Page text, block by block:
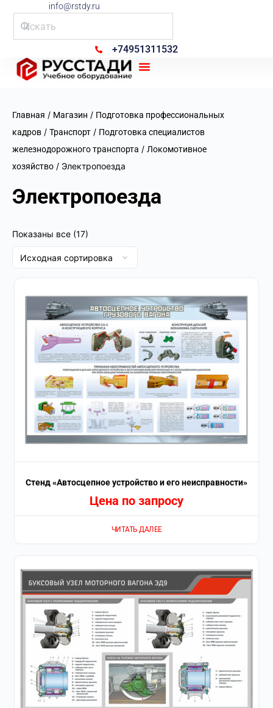
info@rstdy.ru
+74951311532
Главная / Магазин / Подготовка профессиональных
кадров / Транспорт / Подготовка специалистов
железнодорожного транспорта / Локомотивное
хозяйство / Электропоезда
Электропоезда
Показаны все (17)
Стенд «Автосцепное устройство и его неисправности»
Цена по запросу
ЧИТАТЬ ДАЛЕЕ